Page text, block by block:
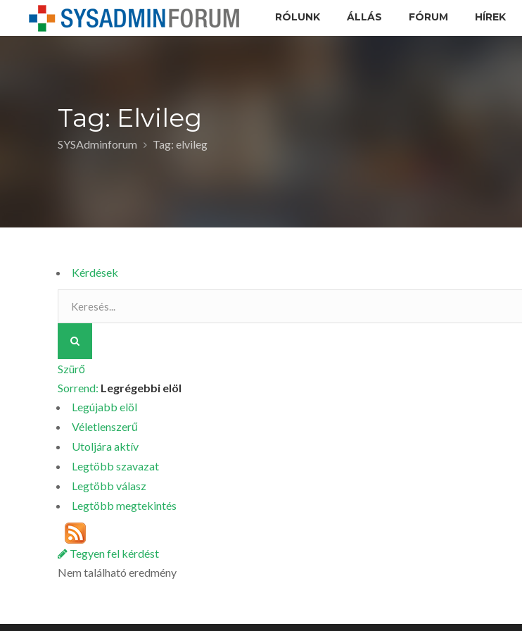
RÓLUNK ÁLLÁS FÓRUM HÍREK
Tag: Elvileg
SYSAdminforum Tag: elvileg
Kérdések
Szürő
Sorrend: Legrégebbi elöl
Legújabb elöl
Véletlenszerű
Utoljára aktív
Legtöbb szavazat
Legtöbb válasz
Legtöbb megtekintés
Tegyen fel kérdést
Nem található eredmény